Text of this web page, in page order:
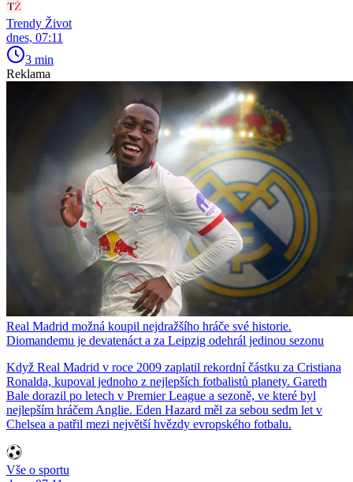
Trendy Život
dnes, 07:11
3 min
Reklama
Real Madrid možná koupil nejdražšího hráče své historie.
Diomandemu je devatenáct a za Leipzig odehrál jedinou sezonu
Když Real Madrid v roce 2009 zaplatil rekordní částku za Cristiana
Ronalda, kupoval jednoho z nejlepších fotbalistů planety. Gareth
Bale dorazil po letech v Premier League a sezoně, ve které byl
nejlepším hráčem Anglie. Eden Hazard měl za sebou sedm let v
Chelsea a patřil mezi největší hvězdy evropského fotbalu.
Vše o sportu